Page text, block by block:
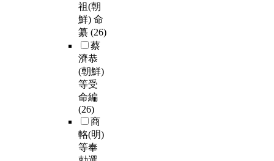
祖(朝
鮮) 命
纂 (26)
蔡
濟恭
(朝鮮)
等受
命編
(26)
商
輅(明)
等奉